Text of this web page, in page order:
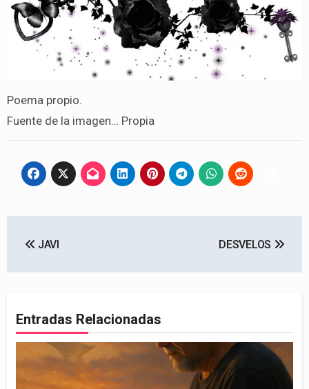
Poema propio.
Fuente de la imagen… Propia
de
JAVI DESVELOS
Entradas Relacionadas